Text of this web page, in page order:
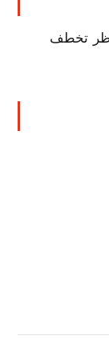
تخطف